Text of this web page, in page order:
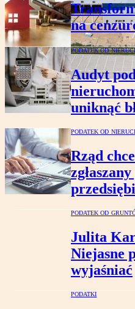
na
PODATEK OD
Audyt
uniknąć
PODATEK OD
Rząd
PODATEK OD
Julita
Niejasne
wyjaśniać
PODATKI